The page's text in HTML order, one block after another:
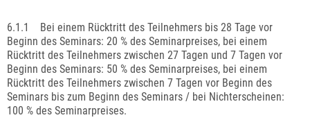
6.1.1 Bei einem Rücktritt des Teilnehmers bis 28 Tage vor
Beginn des Seminars: 20 % des Seminarpreises, bei einem
Rücktritt des Teilnehmers zwischen 27 Tagen und 7 Tagen vor
Beginn des Seminars: 50 % des Seminarpreises, bei einem
Rücktritt des Teilnehmers zwischen 7 Tagen vor Beginn des
Seminars bis zum Beginn des Seminars / bei Nichterscheinen:
100 % des Seminarpreises.